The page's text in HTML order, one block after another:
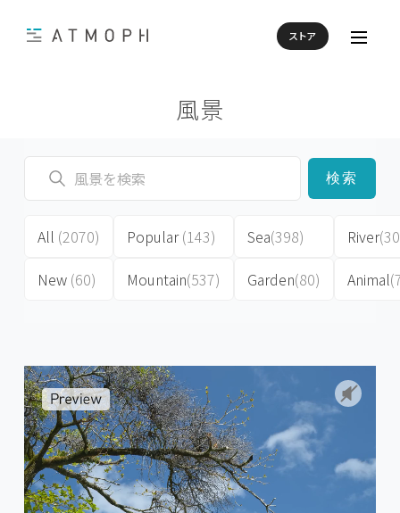
ストア
風景
検索
All (2070)
New (60)
Popular(143)
Mountain(537)
Sea(398)
Garden(80)
River
Animal